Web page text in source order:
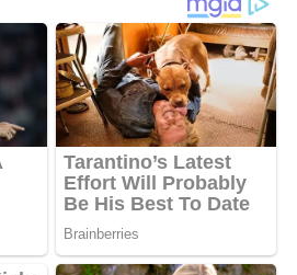
BERKELANJUTAN DI LAHAN
KERING